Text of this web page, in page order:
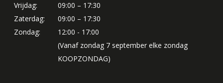
Vrijdag:
09:00 – 17:30
Zaterdag:
09:00 – 17:30
Zondag:
12:00 - 17:00
(Vanaf zondag 7 september elke zondag
KOOPZONDAG)